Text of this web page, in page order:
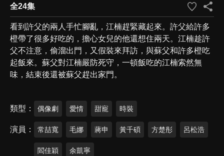
全24集
看到許父的兩人手忙腳亂，江楠趕緊藏起來。許父給許多
橙帶了很多好吃的，擔心女兒的他還想住兩天。江楠趁許
父不注意，偷溜出門，又假裝來拜訪，與蘇父和許多橙吃
起飯來。蘇父對江楠嚴防死守，一頓飯吃的江楠索然無
味，結束後還被蘇父趕出家門。
類型 偶像劇 愛情 甜寵 時裝
演員 常喆寬 毛娜 蔣申 黃千碩 方楚彤 呂松浩
閻佳穎 余凱寧